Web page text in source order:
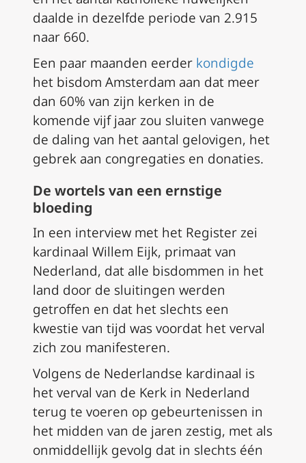
daalde in dezelfde periode van 2.915
naar 660.
Een paar maanden eerder kondigde
het bisdom Amsterdam aan dat meer
dan 60% van zijn kerken in de
komende vijf jaar zou sluiten vanwege
de daling van het aantal gelovigen, het
gebrek aan congregaties en donaties.
De wortels van een ernstige
bloeding
In een interview met het Register zei
kardinaal Willem Eijk, primaat van
Nederland, dat alle bisdommen in het
land door de sluitingen werden
getroffen en dat het slechts een
kwestie van tijd was voordat het verval
zich zou manifesteren.
Volgens de Nederlandse kardinaal is
het verval van de Kerk in Nederland
terug te voeren op gebeurtenissen in
het midden van de jaren zestig, met als
onmiddellijk gevolg dat in slechts één